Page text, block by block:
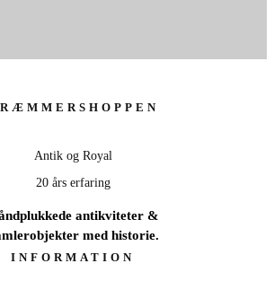
Antik og Royal
20 års erfaring
antikviteter &
med historie.
INFORMATION